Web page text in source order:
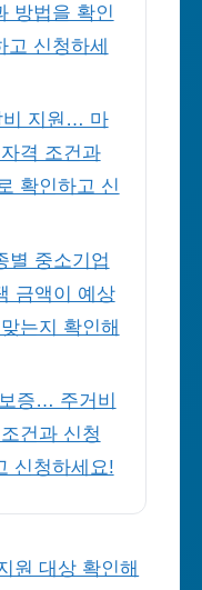
방법을 확인
고 신청하세
비 지원… 마
격 조건과
확인하고 신
별 중소기업
금액이 예상
는지 확인해
증… 주거비
건과 신청
신청하세요!
원 대상 확인해